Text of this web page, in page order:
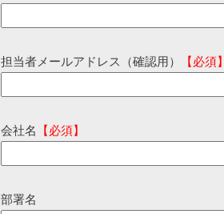
担当者メールアドレス（確認用） 【必須
会社名 【必須】
部署名